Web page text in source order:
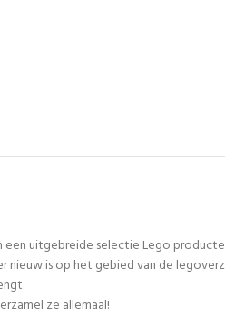
een uitgebreide selectie Lego
is op het gebied van de
ze allemaal!